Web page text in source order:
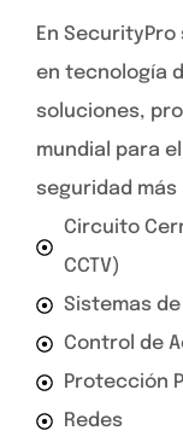
En
en tecnología
soluciones,
mundial para
seguridad más
Circuito
CCTV)
Sistemas
Control de
Protección
Redes